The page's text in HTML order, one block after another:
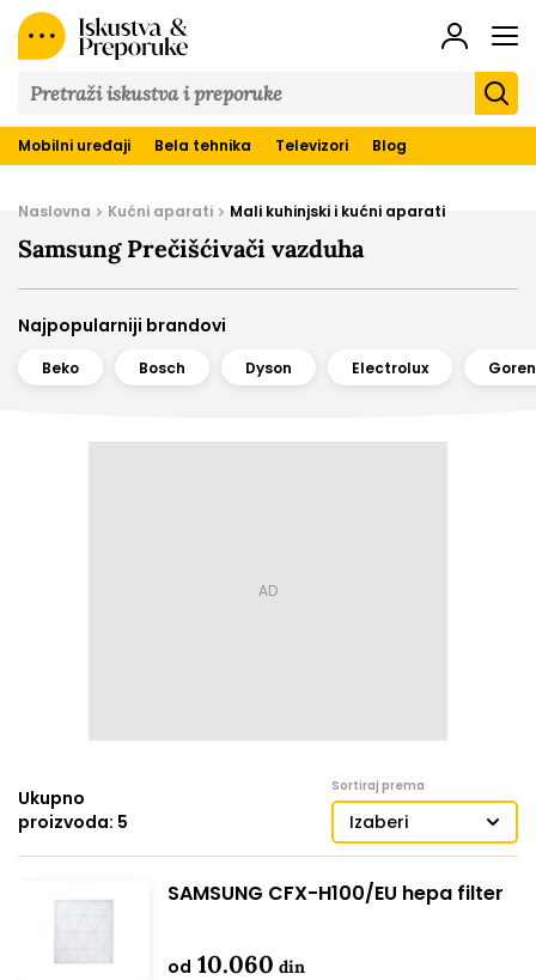
&
Preporuke
Mobilni uređaji Bela tehnika Televizori Blog
Naslovna Kućni aparati Mali kuhinjski i kućni aparati
Samsung Prečišćivači vazduha
Najpopularniji brandovi
Beko Bosch Dyson Electrolux
Ukupno
proizvoda: 5
Sortiraj prema
Izaberi
SAMSUNG CFX-H100/EU hepa filter
od 10.060 din